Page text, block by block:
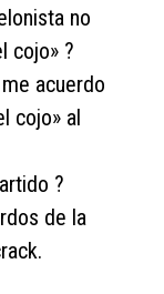
no
cojo» ?
acuerdo
cojo» al
?
de la